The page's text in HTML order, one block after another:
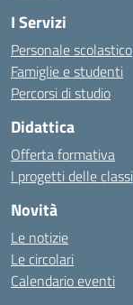
I Servizi
Personale scolastico
Famiglie e studenti
Percorsi di studio
Didattica
Offerta formativa
I progetti delle classi
Novità
Le notizie
Le circolari
Calendario eventi